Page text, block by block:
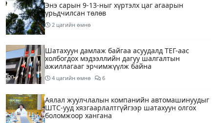
Энэ сарын 9-13-ныг хүртэлх цаг агаарын
урьдчилсан төлөв
2 цагийн өмнө
Шатахуун дамлаж байгаа асуудалд ТЕГ-аас
холбогдох мэдээллийн дагуу шалгалтын
ажиллагааг эрчимжүүлж байна
4 цагийн өмнө 6
Аялал жуулчлалын компанийн автомашинуудыг
ШТС-ууд хязгаарлалтгүйгээр шатахуун олгох
боломжоор хангана